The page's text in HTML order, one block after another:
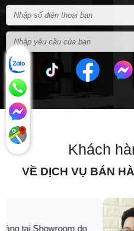
Khách
VỀ DỊCH VỤ BÁN
ĐÁNH